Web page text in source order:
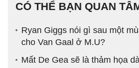
CÓ THỂ BẠN QUAN
Ryan Giggs nói gì sau một
cho Van Gaal ở M.U?
Mất De Gea sẽ là thảm họa